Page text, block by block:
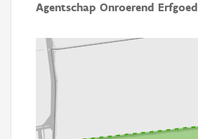
Agentschap Onroerend Erfgoed